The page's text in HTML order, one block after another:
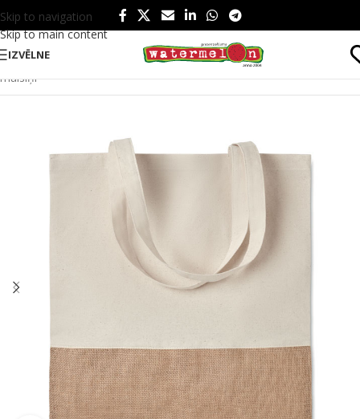
Skip to navigation
Skip to main content
IZVĒLNE
Sākums/ Somas un ceļošana/ Somas
maisiņi